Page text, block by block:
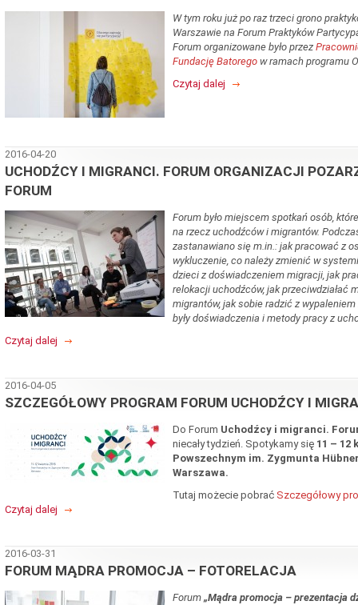
W tym roku już po raz trzeci grono
Warszawie na Forum Praktyków
Forum organizowane było przez
Fundację Batorego w ramach programu
Czytaj dalej
2016-04-20
UCHODŹCY I MIGRANCI. FORUM ORGANIZACJI
FORUM
Forum było miejscem spotkań osób,
na rzecz uchodźców i migrantów.
zastanawiano się m.in.: jak pracować z
wykluczenie, co należy zmienić w
dzieci z doświadczeniem migracji, jak
relokacji uchodźców, jak przeciwdziałać
migrantów, jak sobie radzić z
były doświadczenia i metody pracy z
Czytaj dalej
2016-04-05
SZCZEGÓŁOWY PROGRAM FORUM UCHODŹCY I
Do Forum Uchodźcy i migranci.
niecały tydzień. Spotykamy się 11 – 12
Powszechnym im. Zygmunta
Warszawa.
Tutaj możecie pobrać Szczegółowy
Czytaj dalej
2016-03-31
FORUM MĄDRA PROMOCJA – FOTORELACJA
Forum „Mądra promocja – prezentacja